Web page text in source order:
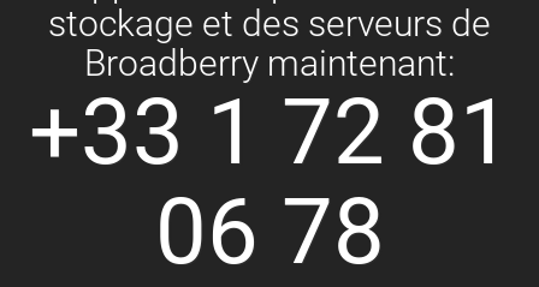
stockage et des serveurs de
Broadberry maintenant:
+33 1 72 81
06 78